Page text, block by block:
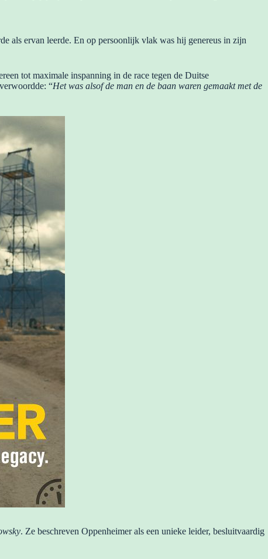
als ervan leerde. En op persoonlijk vlak was hij genereus in zijn
tot maximale inspanning in de race tegen de Duitse
“Het was alsof de man en de baan waren gemaakt met de
. Ze beschreven Oppenheimer als een unieke leider, besluitvaardig